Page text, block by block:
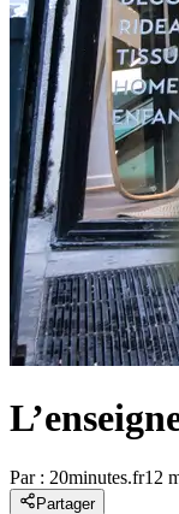
Par : 20minutes.fr12
Partager